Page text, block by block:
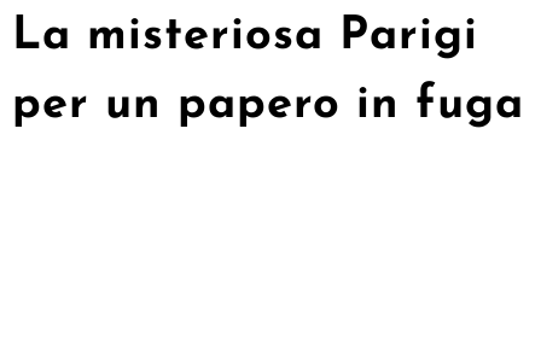
La misteriosa Parigi
per un papero in fuga